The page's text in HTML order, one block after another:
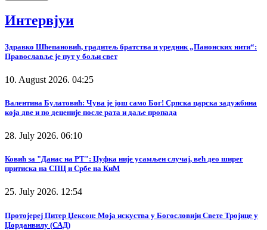
Интервјуи
Здравко Шћепановић, градитељ братства и уредник „Панонских нити“:
Православље је пут у бољи свет
10. August 2026. 04:25
Валентина Булатовић: Чува је још само Бог! Српска царска задужбина
која две и по деценије после рата и даље пропада
28. July 2026. 06:10
Ковић за "Данас на РТ": Џуфка није усамљен случај, већ део ширег
притиска на СПЦ и Србе на КиМ
25. July 2026. 12:54
Протојереј Питер Џексон: Моја искуства у Богословији Свете Тројице у
Џорданвилу (САД)